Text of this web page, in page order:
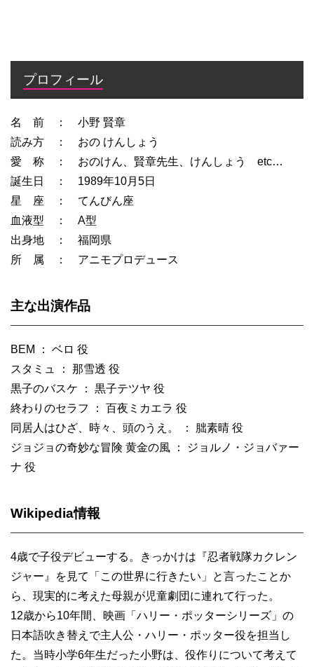
プロフィール
名 前 ： 小野 賢章
読み方 ： おの けんしょう
愛 称 ： おのけん、賢章先生、けんしょう etc…
誕生日 ： 1989年10月5日
星 座 ： てんびん座
血液型 ： A型
出身地 ： 福岡県
所 属 ： アニモプロデュース
主な出演作品
BEM ： ベロ 役
スタミュ ： 那雪透 役
黒子のバスケ ： 黒子テツヤ 役
終わりのセラフ ： 百夜ミカエラ 役
同居人はひざ、時々、頭のうえ。 ： 朏素晴 役
ジョジョの奇妙な冒険 黄金の風 ： ジョルノ・ジョバァー
ナ 役
Wikipedia情報
4歳で子役デビューする。きっかけは『忍者戦隊カクレン
ジャー』を見て「この世界に行きたい」と言ったことか
ら、現実的に考えた母親が児童劇団に連れて行った。
12歳から10年間、映画「ハリー・ポッターシリーズ」の
日本語吹き替えで主人公・ハリー・ポッター役を担当し
た。当時小学6年生だった小野は、役作りについて考えて